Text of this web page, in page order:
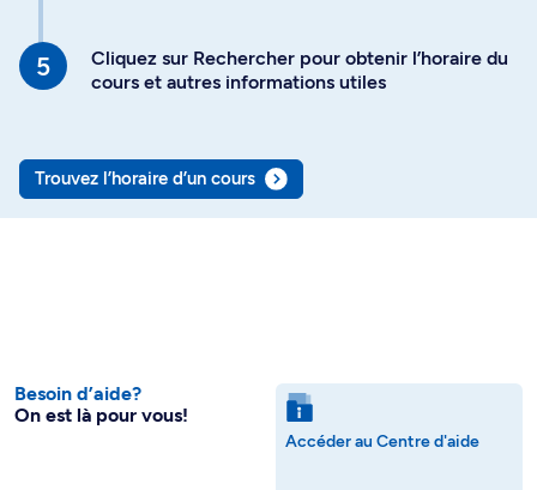
Cliquez sur Rechercher pour obtenir l’horaire du
cours et autres informations utiles
Trouvez l’horaire d’un cours
Besoin d’aide?
On est là pour vous!
Accéder au Centre d'aide